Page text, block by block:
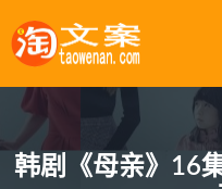
韩剧《母亲》16